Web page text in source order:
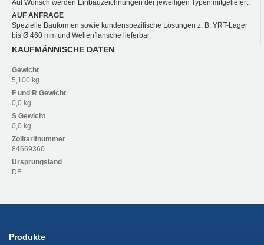
Auf Wunsch werden Einbauzeichnungen der jeweiligen Typen mitgeliefert.
AUF ANFRAGE
Spezielle Bauformen sowie kundenspezifische Lösungen z. B. YRT-Lager
bis Ø 460 mm und Wellenflansche lieferbar.
KAUFMÄNNISCHE DATEN
Gewicht
5,100 kg
F und R Gewicht
0,0 kg
S Gewicht
0,0 kg
Zolltarifnummer
84669360
Ursprungsland
DE
Produkte